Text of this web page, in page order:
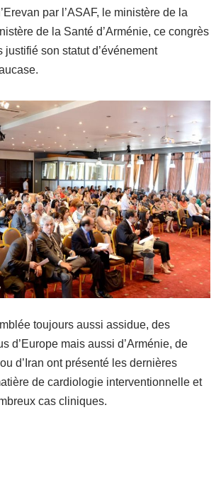
par l’ASAF, le ministère de la
de la Santé d’Arménie, ce congrès
justifié son statut d’événement
toujours aussi assidue, des
d’Europe mais aussi d’Arménie, de
d’Iran ont présenté les dernières
de cardiologie interventionnelle et
cas cliniques.